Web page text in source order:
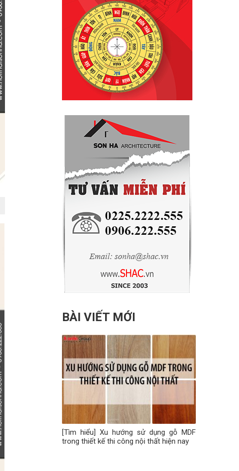
BÀI VIẾT MỚI
[Tìm hiểu] Xu hướng sử dụng gỗ MDF
trong thiết kế thi công nội thất hiện nay